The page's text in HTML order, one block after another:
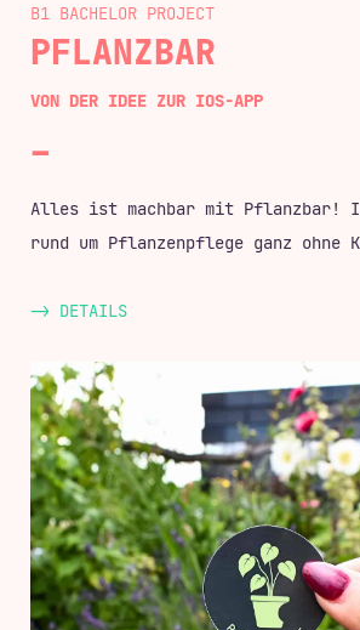
B1 BACHELOR
PFLANZBAR
VON DER IDEE ZUR IOS-APP
Alles ist machbar mit Pflanzbar!
rund um Pflanzenpflege ganz ohne
-> DETAILS